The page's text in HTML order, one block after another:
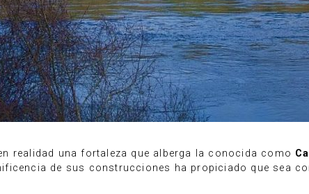
realidad una fortaleza que alberga la conocida como
de sus construcciones ha propiciado que sea